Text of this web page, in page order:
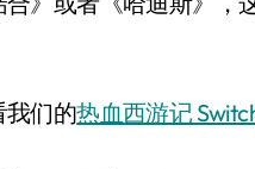
我们的热血西游记